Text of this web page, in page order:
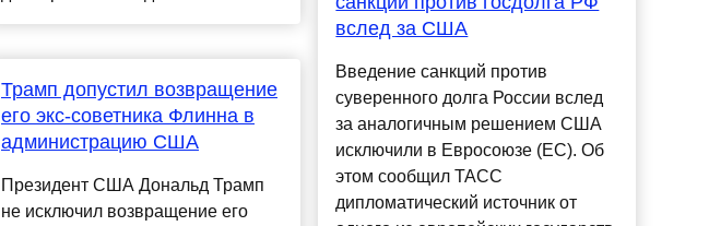
Трамп допустил возвращение
его экс-советника Флинна в
администрацию CША
Президент США Дональд Трамп
не исключил возвращение его
вслед за США
Введение санкций против
суверенного долга России вслед
за аналогичным решением США
исключили в Евросоюзе (ЕС). Об
этом сообщил ТАСС
дипломатический источник от